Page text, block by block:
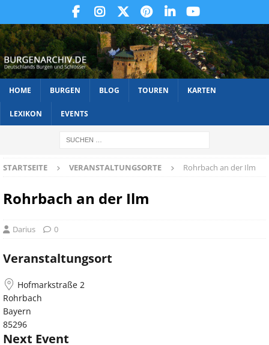
HOME BURGEN BLOG TOUREN KARTEN
LEXIKON EVENTS
STARTSEITE VERANSTALTUNGSORTE Rohrbach an der Ilm
Rohrbach an der Ilm
Darius 0
Veranstaltungsort
Hofmarkstraße 2
Rohrbach
Bayern
85296
Next Event